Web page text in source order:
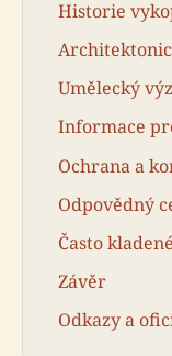
Historie
Umělecký
Informace
Ochrana a
Odpovědný
Často
Závěr
Odkazy a